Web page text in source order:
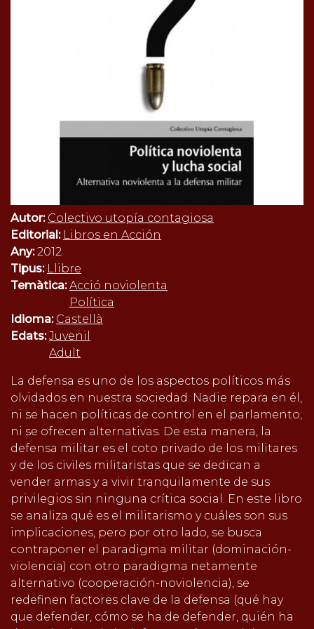
Autor: Colectivo utopía contagiosa
Editorial: Libros en Acción
Any:2012
Tipus: Llibre
Temàtica:Acció noviolenta
Política
Idioma: Castellà
Edats:Juvenil
Adult
La defensa es uno de los aspectos políticos más
olvidados en nuestra sociedad. Nadie repara en él,
ni se hacen políticas de control en el parlamento,
ni se ofrecen alternativas. De esta manera, la
defensa militar es el coto privado de los militares
y de los civiles militaristas que se dedican a
vender armas y a vivir tranquilamente de sus
privilegios sin ninguna crítica social. En este libro
se analiza qué es el militarismo y cuáles son sus
implicaciones, pero por otro lado, se busca
contraponer el paradigma militar (dominación-
violencia) con otro paradigma netamente
alternativo (cooperación-noviolencia), se
redefinen factores clave de la defensa (qué hay
que defender, cómo se ha de defender, quién ha